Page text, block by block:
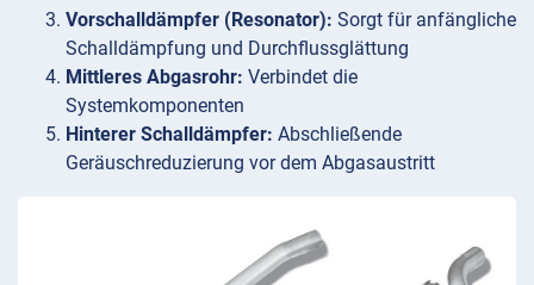
Vorschalldämpfer (Resonator): Sorgt für anfängliche
Schalldämpfung und Durchflussglättung
Mittleres Abgasrohr: Verbindet die
Systemkomponenten
Hinterer Schalldämpfer: Abschließende
Geräuschreduzierung vor dem Abgasaustritt